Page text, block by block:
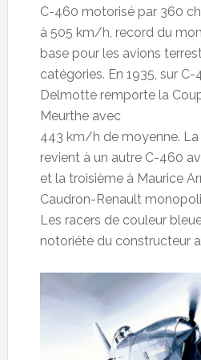
C-460 motorisé par 360
à 505 km/h, record du
base pour les avions
catégories. En 1935, sur
Delmotte remporte la
Meurthe avec
443 km/h de moyenne.
revient à un autre C-460
et la troisième à Maurice
Caudron-Renault
Les racers de couleur
notoriété du constructeur